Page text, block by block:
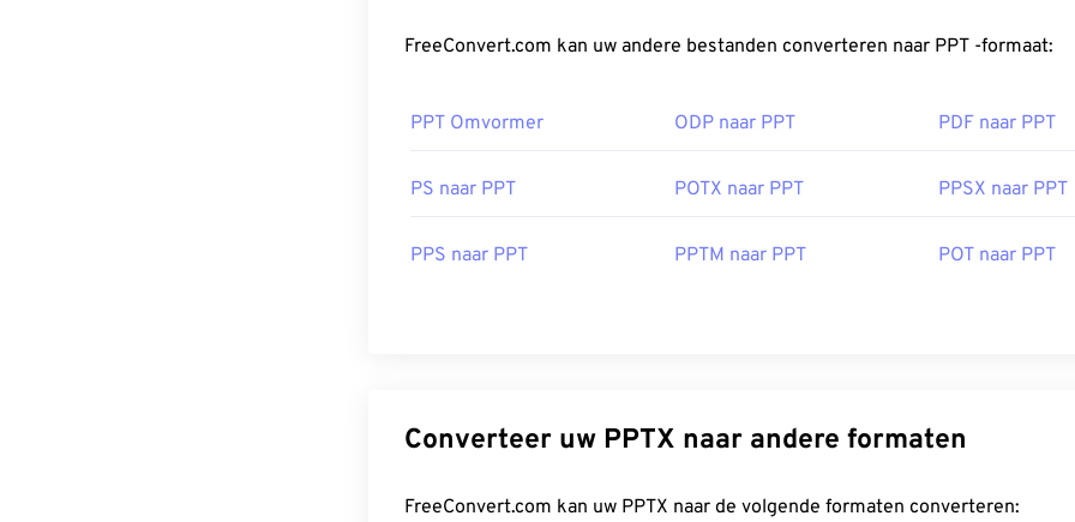
FreeConvert.com kan uw andere bestanden converteren naar PPT -formaat:
PPT Omvormer ODP naar PPT PDF naar PPT
PS naar PPT POTX naar PPT PPSX naar PPT
PPS naar PPT PPTM naar PPT POT naar PPT
Converteer uw PPTX naar andere formaten
FreeConvert.com kan uw PPTX naar de volgende formaten converteren: